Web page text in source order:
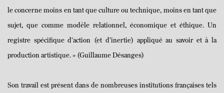
le concerne moins en tant que culture ou technique, moins en tant que
sujet, que comme modèle relationnel, économique et éthique. Un
registre spécifique d’action (et d’inertie) appliqué au savoir et à la
production artistique. » (Guillaume Désanges)
Son travail est présent dans de nombreuses institutions françaises tels